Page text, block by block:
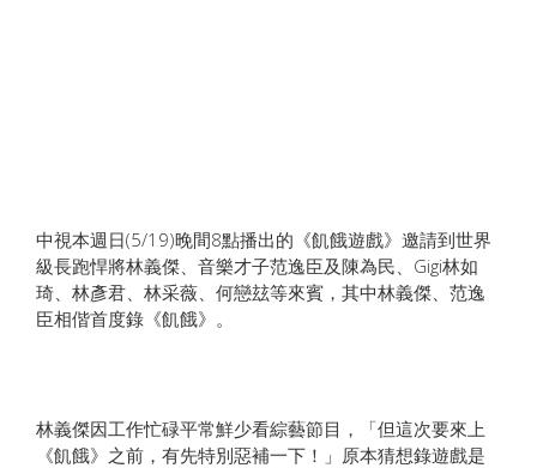
中視本週日(5/19)晚間8點播出的《飢餓遊戲》邀請到世界
級長跑悍將林義傑、音樂才子范逸臣及陳為民、Gigi林如
琦、林彥君、林采薇、何戀玆等來賓，其中林義傑、范逸
臣相偕首度錄《飢餓》。
林義傑因工作忙碌平常鮮少看綜藝節目，「但這次要來上
《飢餓》之前，有先特別惡補一下！」原本猜想錄遊戲是